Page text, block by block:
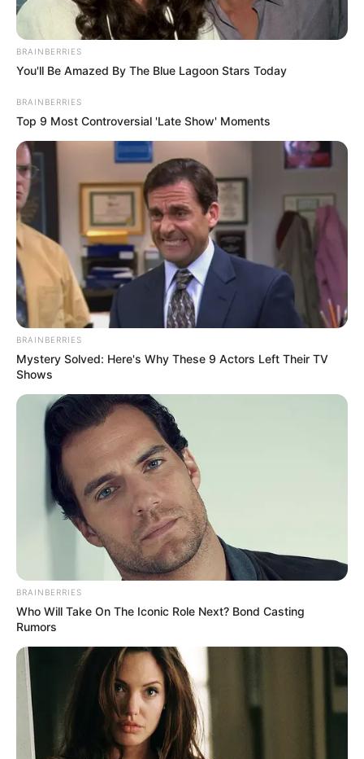
BRAINBERRIES
You'll Be Amazed By The Blue Lagoon Stars Today
BRAINBERRIES
Top 9 Most Controversial 'Late Show' Moments
BRAINBERRIES
Mystery Solved: Here's Why These 9 Actors Left Their TV
Shows
BRAINBERRIES
Who Will Take On The Iconic Role Next? Bond Casting
Rumors